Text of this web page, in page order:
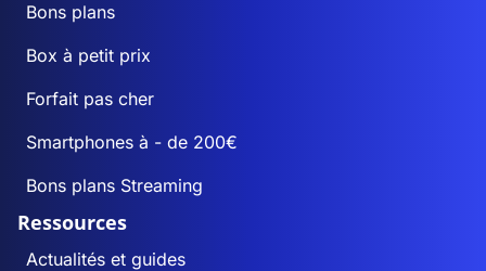
Bons plans
Box à petit prix
Forfait pas cher
Smartphones à - de 200€
Bons plans Streaming
Ressources
Actualités et guides